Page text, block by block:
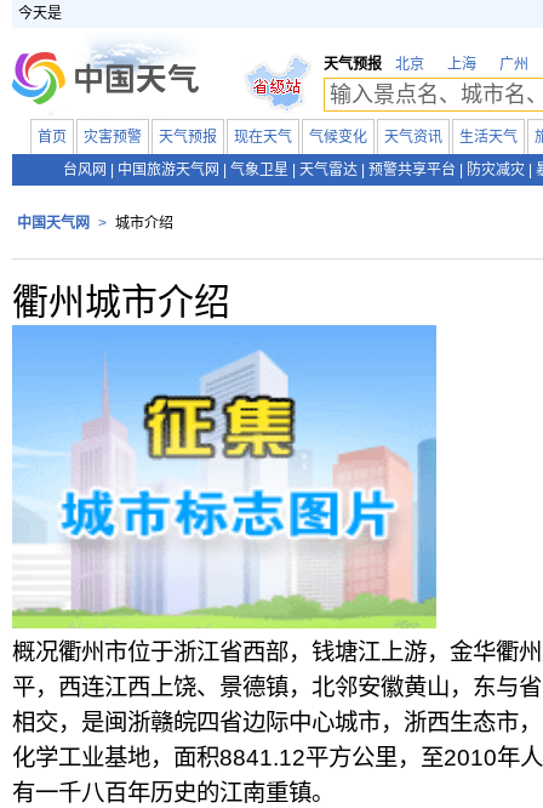
今天是
天气预报 北京 上海 广州
首页 灾害预警 天气预报 现在天气 气候变化 天气资讯 生活天气
台风网
中国旅游天气网 气象卫星 天气雷达 预警共享平台 防灾减灾
中国天气网 > 城市介绍
衢州城市介绍
概况衢州市位于浙江省西部，钱塘江上游，金华衢
平，西连江西上饶、景德镇，北邻安徽黄山，东与
相交，是闽浙赣皖四省边际中心城市，浙西生态市
化学工业基地，面积8841.12平方公里，至2010年
有一千八百年历史的江南重镇。